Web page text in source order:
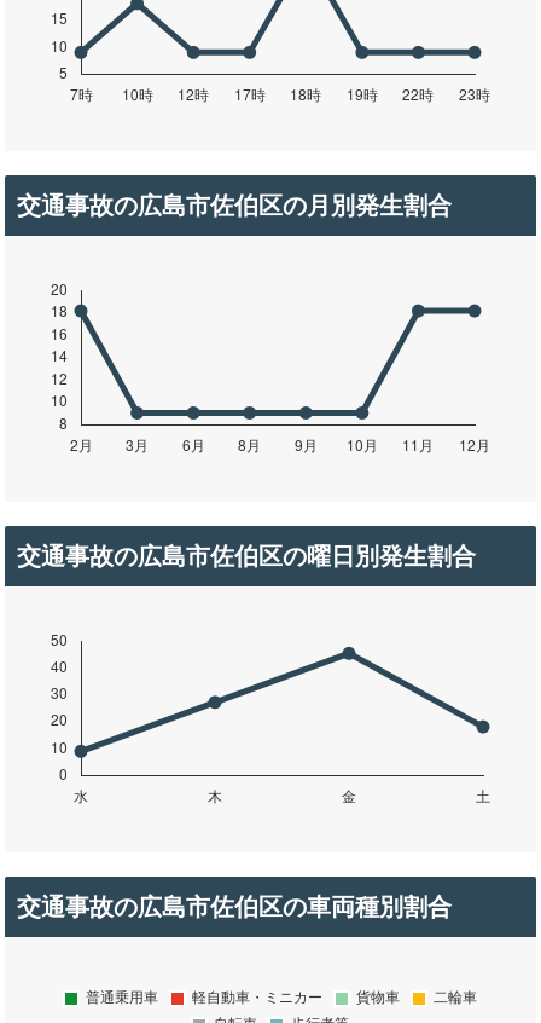
交通事故の広島市佐伯区の月別発生割合
交通事故の広島市佐伯区の曜日別発生割合
交通事故の広島市佐伯区の車両種別割合